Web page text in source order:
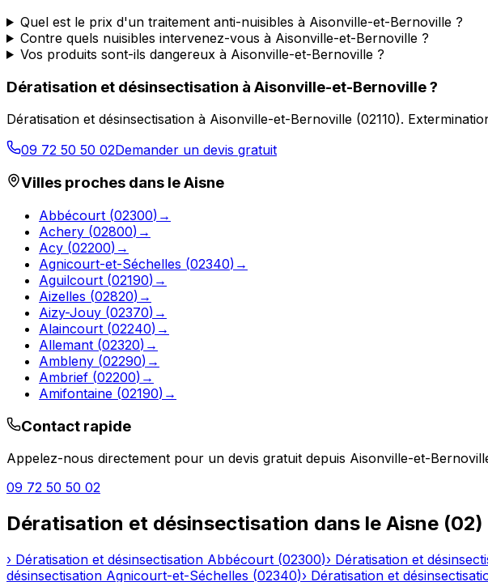
Quel est le prix d'un traitement anti-nuisibles à Aisonville-et-Bernoville ?
Contre quels nuisibles intervenez-vous à Aisonville-et-Bernoville ?
Vos produits sont-ils dangereux à Aisonville-et-Bernoville ?
Dératisation et désinsectisation à Aisonville-et-Bernoville?
Dératisation et désinsectisation à Aisonville-et-Bernoville (02110).
09 72 50 50 02Demander un devis gratuit
Villes proches dans leAisne
Abbécourt (02300) →
Achery (02800) →
Acy (02200) →
Agnicourt-et-Séchelles (02340) →
Aguilcourt (02190) →
Aizelles (02820) →
Aizy-Jouy (02370) →
Alaincourt (02240) →
Allemant (02320) →
Ambleny (02290) →
Ambrief (02200) →
Amifontaine (02190) →
Contact rapide
Appelez-nous directement pour un devis gratuit depuis Aisonville-et-
09 72 50 50 02
Dératisation et désinsectisation dans le Aisne (02)
› Dératisation et désinsectisation Abbécourt (02300)› Dératisation et
désinsectisation Agnicourt-et-Séchelles (02340)› Dératisation et